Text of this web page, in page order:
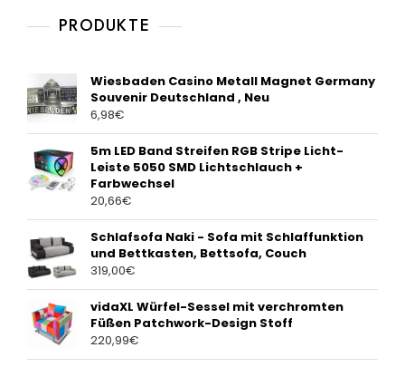
PRODUKTE
Wiesbaden Casino Metall Magnet Germany
Souvenir Deutschland , Neu
6,98€
5m LED Band Streifen RGB Stripe Licht-
Leiste 5050 SMD Lichtschlauch +
Farbwechsel
20,66€
Schlafsofa Naki - Sofa mit Schlaffunktion
und Bettkasten, Bettsofa, Couch
319,00€
vidaXL Würfel-Sessel mit verchromten
Füßen Patchwork-Design Stoff
220,99€